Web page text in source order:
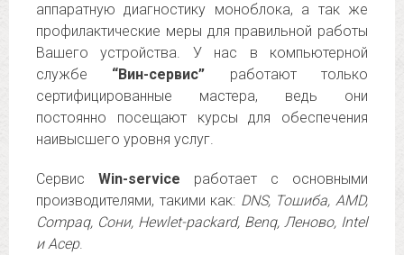
аппаратную диагностику моноблока, а так же
профилактические меры для правильной работы
Вашего устройства. У нас в компьютерной
службе “Вин-сервис” работают только
сертифицированные мастера, ведь они
постоянно посещают курсы для обеспечения
наивысшего уровня услуг.
Сервис Win-service работает с основными
производителями, такими как: DNS, Тошиба, AMD,
Compaq, Сони, Hewlet-packard, Benq, Леново, Intel
и Асер.